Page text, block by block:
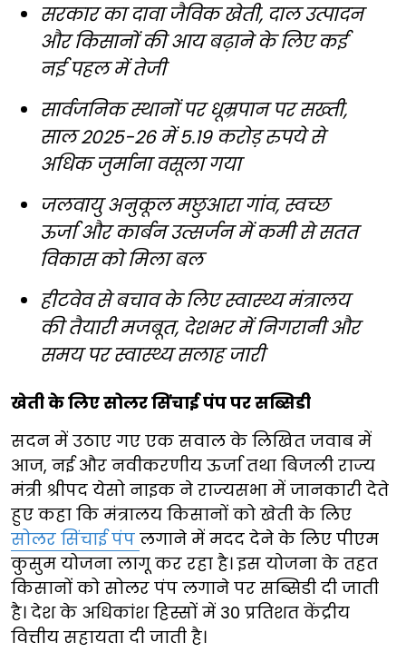
सरकार का दावा जैविक खेती, दाल उत्पादन
और किसानों की आय बढ़ाने के लिए कई
नई पहल में तेजी
सार्वजनिक स्थानों पर धूम्रपान पर सख्ती,
साल 2025-26 में 5.19 करोड़ रुपये से
अधिक जुर्माना वसूला गया
जलवायु अनुकूल मछुआरा गांव, स्वच्छ
ऊर्जा और कार्बन उत्सर्जन में कमी से सतत
विकास को मिला बल
हीटवेव से बचाव के लिए स्वास्थ्य मंत्रालय
की तैयारी मजबूत, देशभर में निगरानी और
समय पर स्वास्थ्य सलाह जारी
खेती के लिए सोलर सिंचाई पंप पर सब्सिडी
सदन में उठाए गए एक सवाल के लिखित जवाब में
आज, नई और नवीकरणीय ऊर्जा तथा बिजली राज्य
मंत्री श्रीपद येसो नाइक ने राज्यसभा में जानकारी देते
हुए कहा कि मंत्रालय किसानों को खेती के लिए
सोलर सिंचाई पंप लगाने में मदद देने के लिए पीएम
कुसुम योजना लागू कर रहा है। इस योजना के तहत
किसानों को सोलर पंप लगाने पर सब्सिडी दी जाती
है। देश के अधिकांश हिस्सों में 30 प्रतिशत केंद्रीय
वित्तीय सहायता दी जाती है।